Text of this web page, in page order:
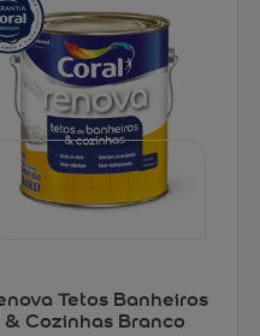
Tetos Banheiros
& Cozinhas Branco